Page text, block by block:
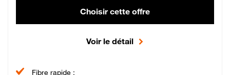
Choisir cette offre
Voir le détail
Fibre rapide :